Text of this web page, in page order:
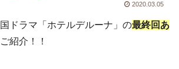
2020.03.05
ドラマ「ホテルデルーナ」の最終回あ
紹介！！